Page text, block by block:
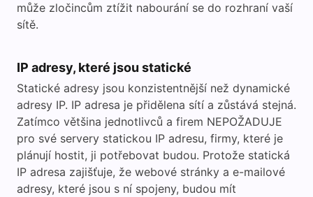
může zločincům ztížit nabourání se do rozhraní vaší
sítě.
IP adresy, které jsou statické
Statické adresy jsou konzistentnější než dynamické
adresy IP. IP adresa je přidělena sítí a zůstává stejná.
Zatímco většina jednotlivců a firem NEPOŽADUJE
pro své servery statickou IP adresu, firmy, které je
plánují hostit, ji potřebovat budou. Protože statická
IP adresa zajišťuje, že webové stránky a e-mailové
adresy, které jsou s ní spojeny, budou mít